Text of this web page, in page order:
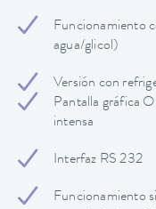
Funcionamiento
agua/glicol)
Versión con
Pantalla gráfica
intensa
Interfaz RS 232
Funcionamiento